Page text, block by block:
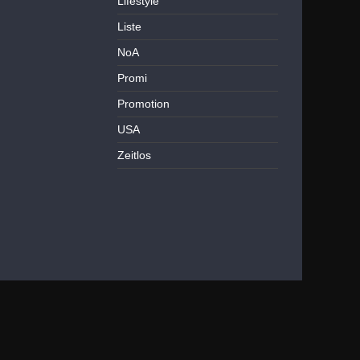
Liste
NoA
Promi
Promotion
USA
Zeitlos